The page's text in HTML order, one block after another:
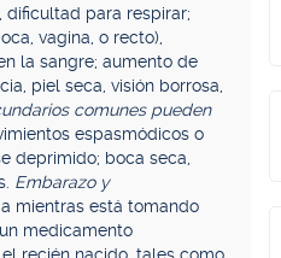
dificultad para respirar;
vagina, o recto),
la sangre; aumento de
piel seca, visión borrosa,
comunes pueden
espasmódicos o
deprimido; boca seca,
Embarazo y
mientras está tomando
medicamento